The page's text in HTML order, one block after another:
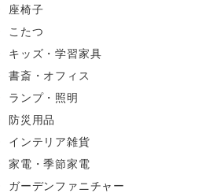
座椅子
こたつ
キッズ・学習家具
書斎・オフィス
ランプ・照明
防災用品
インテリア雑貨
家電・季節家電
ガーデンファニチャー